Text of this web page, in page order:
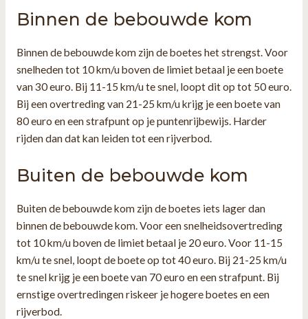
Binnen de bebouwde kom
Binnen de bebouwde kom zijn de boetes het strengst. Voor
snelheden tot 10 km/u boven de limiet betaal je een boete
van 30 euro. Bij 11-15 km/u te snel, loopt dit op tot 50 euro.
Bij een overtreding van 21-25 km/u krijg je een boete van
80 euro en een strafpunt op je puntenrijbewijs. Harder
rijden dan dat kan leiden tot een rijverbod.
Buiten de bebouwde kom
Buiten de bebouwde kom zijn de boetes iets lager dan
binnen de bebouwde kom. Voor een snelheidsovertreding
tot 10 km/u boven de limiet betaal je 20 euro. Voor 11-15
km/u te snel, loopt de boete op tot 40 euro. Bij 21-25 km/u
te snel krijg je een boete van 70 euro en een strafpunt. Bij
ernstige overtredingen riskeer je hogere boetes en een
rijverbod.